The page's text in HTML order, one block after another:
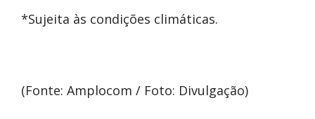
*Sujeita às condições climáticas.
(Fonte: Amplocom / Foto: Divulgação)